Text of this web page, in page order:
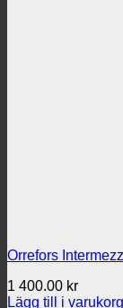
Orrefors
1 400.00 kr
Lägg till i varukorg